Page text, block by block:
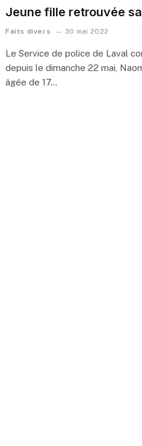
Jeune fille retrouvée
Faits divers 30 mai 2022
Le Service de police de Laval
depuis le dimanche 22 mai,
âgée de 17…